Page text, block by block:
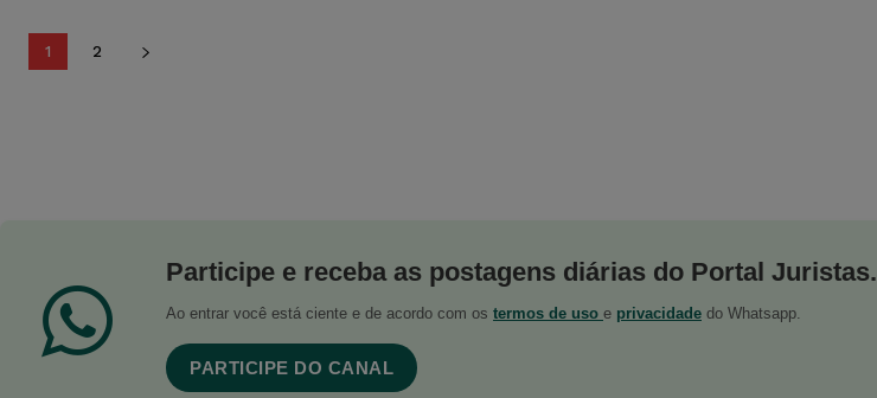
1 2
Participe e receba as postagens diárias do Portal Juristas.
Ao entrar você está ciente e de acordo com os termos de uso e privacidade do Whatsapp.
PARTICIPE DO CANAL